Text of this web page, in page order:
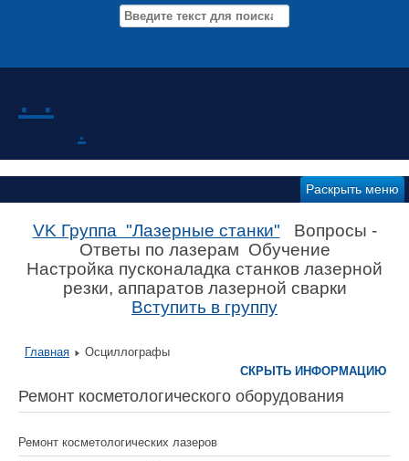
. .
.
Раскрыть меню
VK Группа "Лазерные станки" Вопросы -
Ответы по лазерам Обучение
Настройка пусконаладка станков лазерной
резки, аппаратов лазерной сварки
Вступить в группу
Главная Осциллографы
Ремонт косметологического оборудования
Ремонт косметологических лазеров
СКРЫТЬ ИНФОРМАЦИЮ